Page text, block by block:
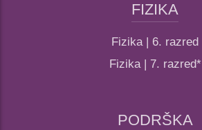
FIZIKA
Fizika | 6. razred
Fizika | 7. razred*
PODRŠKA